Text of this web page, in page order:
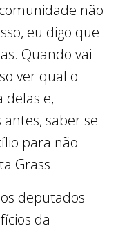
não
eu digo que
Quando vai
ver qual o
delas e,
saber se
para não
Grass.
deputados
da